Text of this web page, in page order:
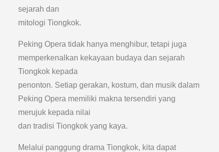
sejarah dan
mitologi Tiongkok.
Peking Opera tidak hanya menghibur, tetapi juga
memperkenalkan kekayaan budaya dan sejarah
Tiongkok kepada
penonton. Setiap gerakan, kostum, dan musik dalam
Peking Opera memiliki makna tersendiri yang
merujuk kepada nilai
dan tradisi Tiongkok yang kaya.
Melalui panggung drama Tiongkok, kita dapat